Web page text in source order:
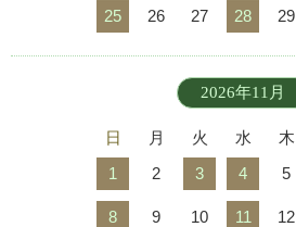
25 26 27 28 29
2026年11月
日 月 火 水 木
1
2 3 4 5
8 9 10 11 12